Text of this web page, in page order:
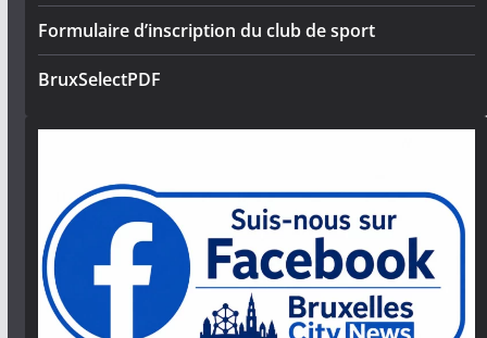
Formulaire d’inscription du club de sport
BruxSelectPDF